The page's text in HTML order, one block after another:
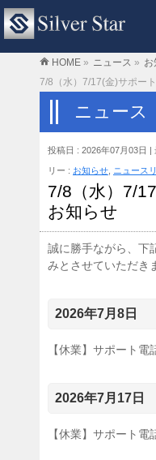
HOME » ニュース » お
7/8（水）7/17(金)サポー
ニュース
投稿日 : 2026年07月03日
リー : お知らせ ニュース
7/8（水）7/
お知らせ
誠に勝手ながら、下
みとさせていただき
2026年7月8日
【休業】サポート電
2026年7月17日
【休業】サポート電